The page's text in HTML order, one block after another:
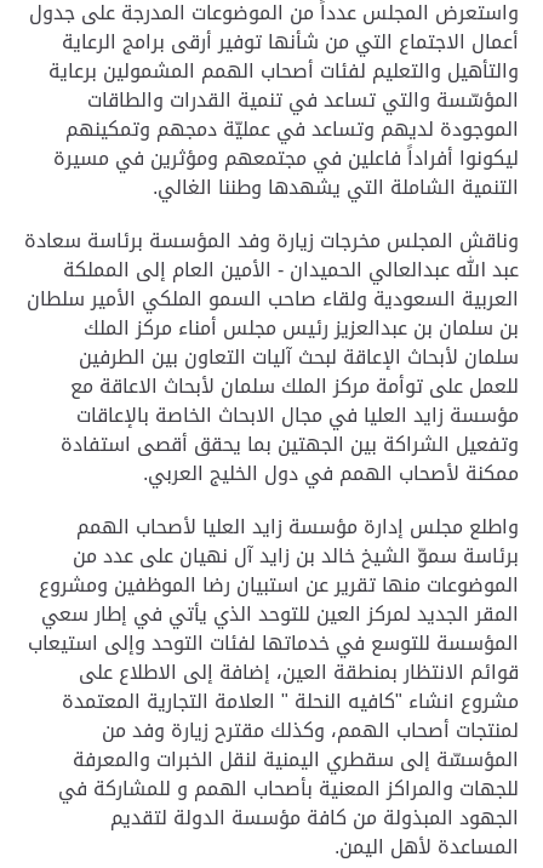
واستعرض المجلس عدداً من الموضوعات المدرجة على جدول
أعمال الاجتماع التي من شأنها توفير أرقى برامج الرعاية
والتأهيل والتعليم لفئات أصحاب الهمم المشمولين برعاية
المؤسّسة والتي تساعد في تنمية القدرات والطاقات
الموجودة لديهم وتساعد في عمليّة دمجهم وتمكينهم
ليكونوا أفراداً فاعلين في مجتمعهم ومؤثرين في مسيرة
التنمية الشاملة التي يشهدها وطننا الغالي.
وناقش المجلس مخرجات زيارة وفد المؤسسة برئاسة سعادة
عبد الله عبدالعالي الحميدان - الأمين العام إلى المملكة
العربية السعودية ولقاء صاحب السمو الملكي الأمير سلطان
بن سلمان بن عبدالعزيز رئيس مجلس أمناء مركز الملك
سلمان لأبحاث الإعاقة لبحث آليات التعاون بين الطرفين
للعمل على توأمة مركز الملك سلمان لأبحاث الاعاقة مع
مؤسسة زايد العليا في مجال الابحاث الخاصة بالإعاقات
وتفعيل الشراكة بين الجهتين بما يحقق أقصى استفادة
ممكنة لأصحاب الهمم في دول الخليج العربي.
واطلع مجلس إدارة مؤسسة زايد العليا لأصحاب الهمم
برئاسة سموّ الشيخ خالد بن زايد آل نهيان على عدد من
الموضوعات منها تقرير عن استبيان رضا الموظفين ومشروع
المقر الجديد لمركز العين للتوحد الذي يأتي في إطار سعي
المؤسسة للتوسع في خدماتها لفئات التوحد وإلى استيعاب
قوائم الانتظار بمنطقة العين، إضافة إلى الاطلاع على
مشروع انشاء "كافيه النحلة " العلامة التجارية المعتمدة
لمنتجات أصحاب الهمم، وكذلك مقترح زيارة وفد من
المؤسسّة إلى سقطري اليمنية لنقل الخبرات والمعرفة
للجهات والمراكز المعنية بأصحاب الهمم و للمشاركة في
الجهود المبذولة من كافة مؤسسة الدولة لتقديم
المساعدة لأهل اليمن.